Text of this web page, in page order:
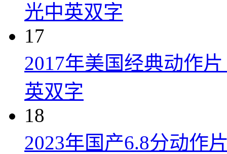
光中英双字
17
2017年美国经典动作
英双字
18
2023年国产6.8分动作